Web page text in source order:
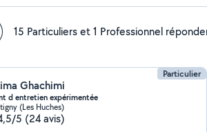
15 Particuliers et 1 Professionnel
Particulier
Ghachimi
d entretien expérimentée
(Les Huches)
5 (24 avis)